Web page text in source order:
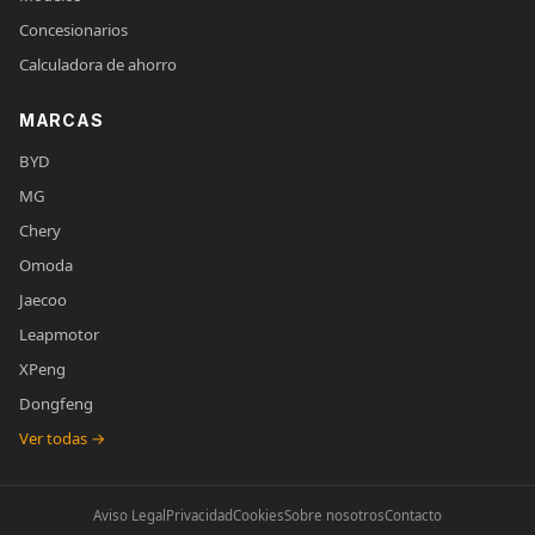
Concesionarios
Calculadora de ahorro
MARCAS
BYD
MG
Chery
Omoda
Jaecoo
Leapmotor
XPeng
Dongfeng
Ver todas →
Aviso Legal PrivacidadCookiesSobre nosotrosContacto